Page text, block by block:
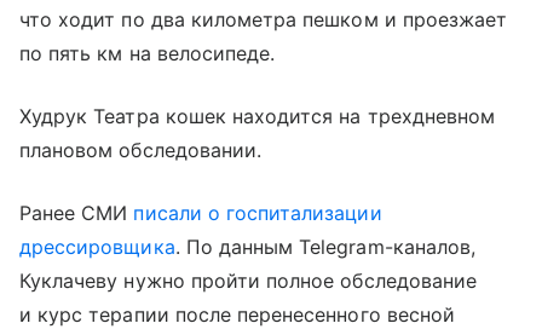
что ходит по два километра пешком и проезжает
по пять км на велосипеде.
Худрук Театра кошек находится на трехдневном
плановом обследовании.
Ранее СМИ писали о госпитализации
дрессировщика. По данным Telegram-каналов,
Куклачеву нужно пройти полное обследование
и курс терапии после перенесенного весной